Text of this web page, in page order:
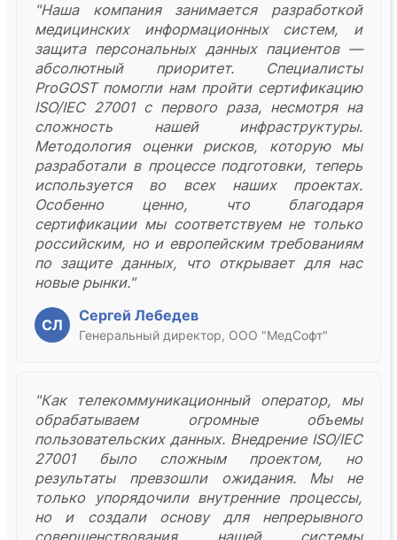
"Наша компания занимается разработкой
медицинских информационных систем, и
защита персональных данных пациентов —
абсолютный приоритет. Специалисты
ProGOST помогли нам пройти сертификацию
ISO/IEC 27001 с первого раза, несмотря на
сложность нашей инфраструктуры.
Методология оценки рисков, которую мы
разработали в процессе подготовки, теперь
используется во всех наших проектах.
Особенно ценно, что благодаря
сертификации мы соответствуем не только
российским, но и европейским требованиям
по защите данных, что открывает для нас
новые рынки."
СЛ
Сергей Лебедев
Генеральный директор, ООО "МедСофт"
"Как телекоммуникационный оператор, мы
обрабатываем огромные объемы
пользовательских данных. Внедрение ISO/IEC
27001 было сложным проектом, но
результаты превзошли ожидания. Мы не
только упорядочили внутренние процессы,
но и создали основу для непрерывного